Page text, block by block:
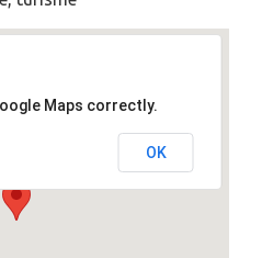
Maps correctly.
OK